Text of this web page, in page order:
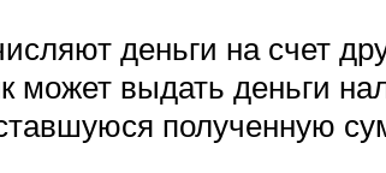
деньги на счет
может выдать деньги
полученную